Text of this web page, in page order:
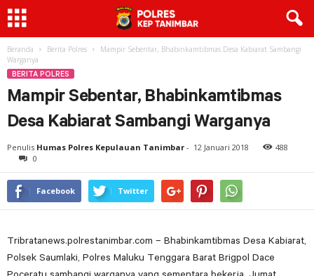
Beranda Berita Polres
Mampir Sebentar, Bhabinkamtibmas Desa Kabiarat Sambangi
Warganya
BERITA POLRES
Mampir Sebentar, Bhabinkamtibmas
Desa Kabiarat Sambangi Warganya
Penulis Humas Polres Kepulauan Tanimbar - 12 Januari 2018
488
0
Facebook Twitter
Tribratanews.polrestanimbar.com – Bhabinkamtibmas Desa Kabiarat,
Polsek Saumlaki, Polres Maluku Tenggara Barat Brigpol Dace